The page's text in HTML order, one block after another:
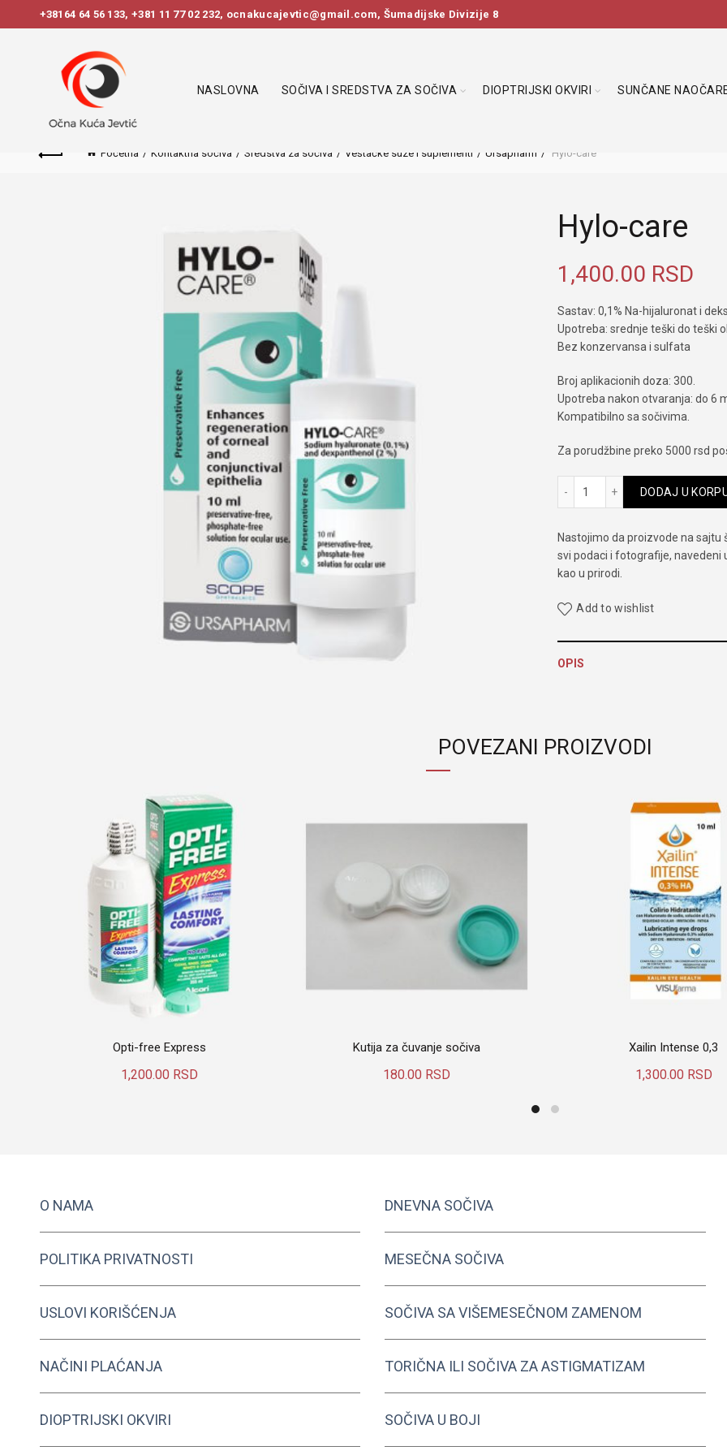
+38164 64 56 133,+381 11 77 02 232, ocnakucajevtic@gmail.com, Šumadijske Divizije 8
NASLOVNA SOČIVA I SREDSTVA ZA SOČIVA DIOPTRIJSKI OKVIRI SUNČANE
Početna Kontaktna sočiva Sredstva za sočiva Veštačke suze i suplementi Ursapharm Hylo-care
Hylo-care
1,400.00 RSD
Sastav: 0,1% Na-hijaluronat i
Upotreba: srednje teški do teški
Bez konzervansa i sulfata
Broj aplikacionih doza: 300.
Upotreba nakon otvaranja: do 6
Kompatibilno sa sočivima.
Za porudžbine preko 5000 rsd
DODAJ U
Nastojimo da proizvode na
svi podaci i fotografije, navedeni
kao u prirodi.
Add to wishlist
OPIS
Ursapharm ,
arteficial tears , bez
Hylocare ,
simptomi suvog oka , sočiva ,
zdravo oko
POVEZANI PROIZVODI
Opti-free Express
1,200.00 RSD
Kutija za čuvanje sočiva
180.00 RSD
Xailin Intense 0,3
1,300.00 RSD
O NAMA
POLITIKA PRIVATNOSTI
USLOVI KORIŠĆENJA
NAČINI PLAĆANJA
DIOPTRIJSKI OKVIRI
DNEVNA SOČIVA
MESEČNA SOČIVA
SOČIVA SA VIŠEMESEČNOM ZAMENOM
TORIČNA ILI SOČIVA ZA ASTIGMATIZAM
SOČIVA U BOJI